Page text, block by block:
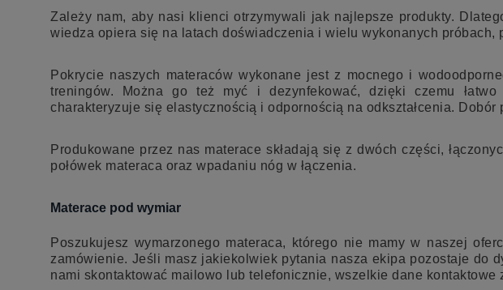
Zależy nam, aby nasi klienci otrzymywali jak najlepsze produkty.
wiedza opiera się na latach doświadczenia i wielu wykonanych
Pokrycie naszych materaców wykonane jest z mocnego i
treningów. Można go też myć i dezynfekować, dzięki czemu
charakteryzuje się elastycznością i odpornością na odkształcenia.
Produkowane przez nas materace składają się z dwóch części,
połówek materaca oraz wpadaniu nóg w łączenia.
Materace pod wymiar
Poszukujesz wymarzonego materaca, którego nie mamy w naszej
zamówienie. Jeśli masz jakiekolwiek pytania nasza ekipa pozostaje do
nami skontaktować mailowo lub telefonicznie, wszelkie dane kontaktowe